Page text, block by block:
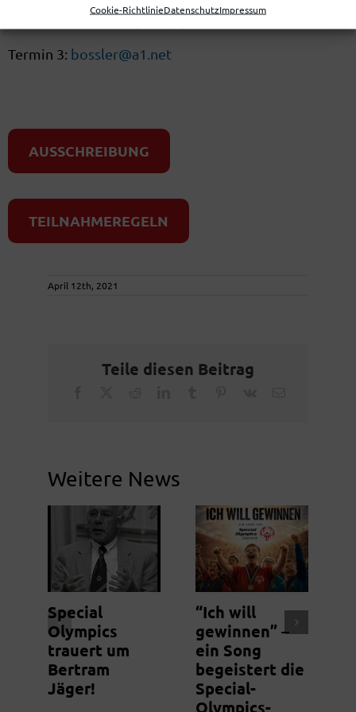
Cookie-RichtlinieDatenschutzImpressum
Termin 3: bossler@a1.net
AUSSCHREIBUNG
TEILNAHMEREGELN
April 12th, 2021
Teile diesen Beitrag
Weitere News
Special
Olympics
trauert um
Bertram
Jäger!
“Ich will
gewinnen” –
ein Song
begeistert die
Special-
Olympics-